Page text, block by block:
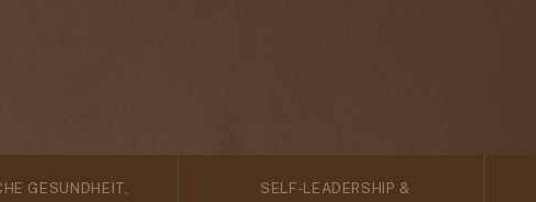
GESUNDHEIT,
SELF-LEADERSHIP &